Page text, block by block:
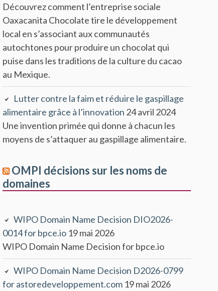
Découvrez comment l’entreprise sociale
Oaxacanita Chocolate tire le développement
local en s’associant aux communautés
autochtones pour produire un chocolat qui
puise dans les traditions de la culture du cacao
au Mexique.
Lutter contre la faim et réduire le gaspillage
alimentaire grâce à l’innovation 24 avril 2024
Une invention primée qui donne à chacun les
moyens de s’attaquer au gaspillage alimentaire.
OMPI décisions sur les noms de
domaines
WIPO Domain Name Decision DIO2026-
0014 for bpce.io 19 mai 2026
WIPO Domain Name Decision for bpce.io
WIPO Domain Name Decision D2026-0799
for astoredeveloppement.com 19 mai 2026